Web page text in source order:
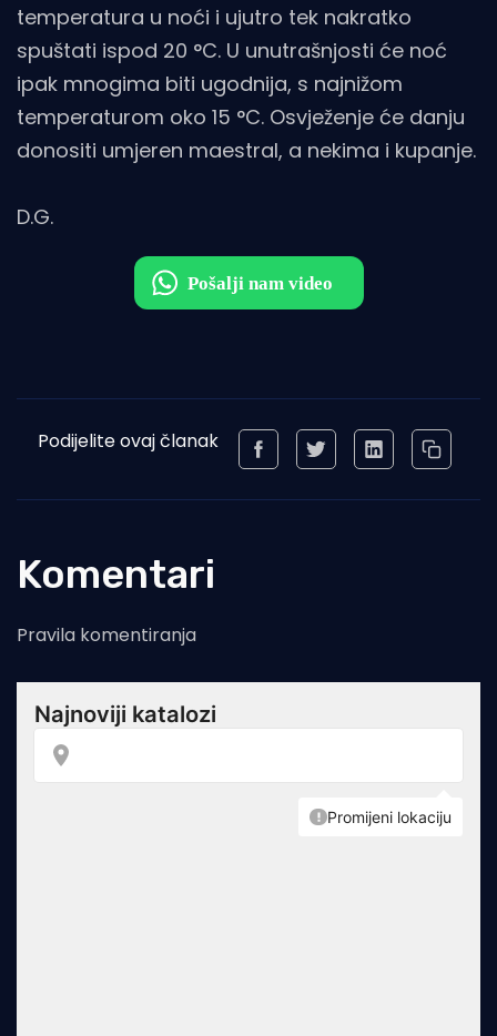
temperatura u noći i ujutro tek nakratko
spuštati ispod 20 °C. U unutrašnjosti će noć
ipak mnogima biti ugodnija, s najnižom
temperaturom oko 15 °C. Osvježenje će danju
donositi umjeren maestral, a nekima i kupanje.
D.G.
Podijelite ovaj članak
Komentari
Pravila komentiranja